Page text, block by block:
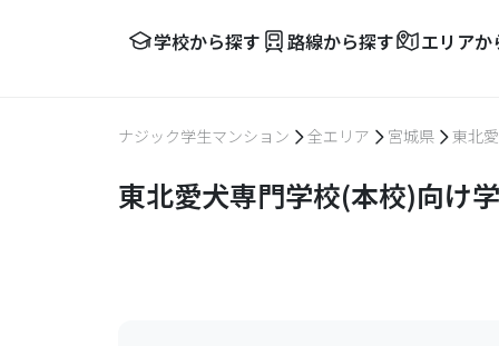
学校から探す 路線から探す エリアか
ナジック学生マンション 全エリア 宮城県 東北
東北愛犬専門学校(本校)向け